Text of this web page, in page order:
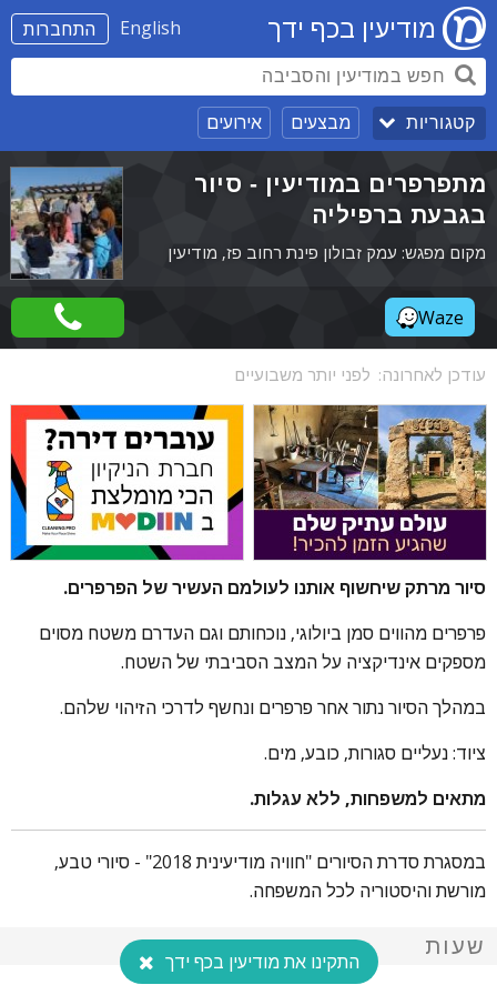
התחברות English מודיעין בכף ידך
קטגוריות מבצעים אירועים
מתפרפרים במודיעין - סיור
בגבעת ברפיליה
מקום מפגש: עמק זבולון פינת רחוב פז, מודיעין
Waze
עודכן לאחרונה: לפני יותר משבועיים
סיור מרתק שיחשוף אותנו לעולמם העשיר של הפרפרים.
פרפרים מהווים סמן ביולוגי, נוכחותם וגם העדרם משטח מסוים
מספקים אינדיקציה על המצב הסביבתי של השטח.
במהלך הסיור נתור אחר פרפרים ונחשף לדרכי הזיהוי שלהם.
ציוד: נעליים סגורות, כובע, מים.
מתאים למשפחות, ללא עגלות.
במסגרת סדרת הסיורים "חוויה מודיעינית 2018" - סיורי טבע,
מורשת והיסטוריה לכל המשפחה.
שעות
התקינו את מודיעין בכף ידך